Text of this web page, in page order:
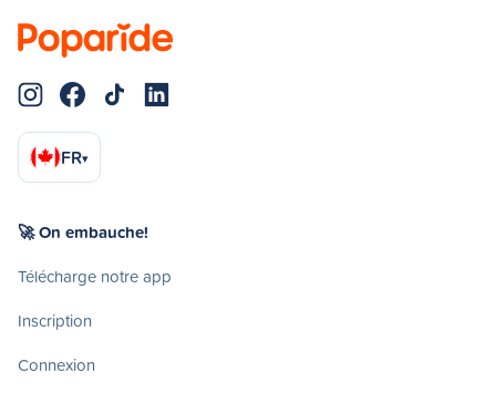
FR▾
🚀 On embauche!
Télécharge notre app
Inscription
Connexion